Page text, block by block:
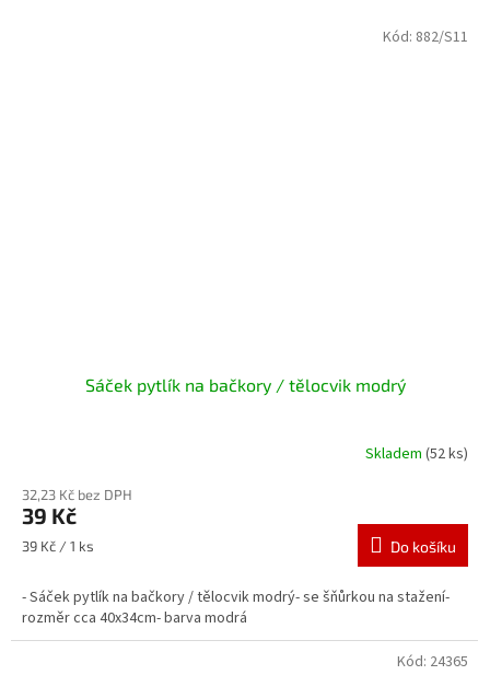
Sáček pytlík na bačkory / tělocvik modrý
Skladem (52 ks)
32,23 Kč bez DPH
39 Kč
Měrná
39 Kč / 1 ks Do košíku
- Sáček pytlík na bačkory / tělocvik modrý- se šňůrkou na stažení-
rozměr cca 40x34cm- barva modrá
Kód: 882/S11
Kód: 24365